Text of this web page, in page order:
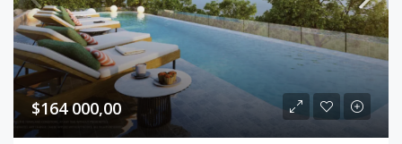
$164 000,00